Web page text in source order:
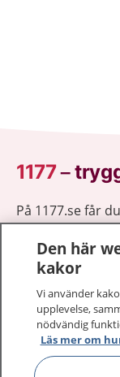
1177–
På 1177.se får
sjukdomar och
Logga in för att
vårdärenden.
1177 ger dig
Den här
kakor
Vi använder
upplevelse,
nödvändig
Läs mer om